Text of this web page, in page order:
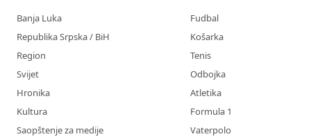
Banja Luka
Republika Srpska / BiH
Region
Svijet
Hronika
Kultura
Saopštenje za medije
Fudbal
Košarka
Tenis
Odbojka
Atletika
Formula 1
Vaterpolo